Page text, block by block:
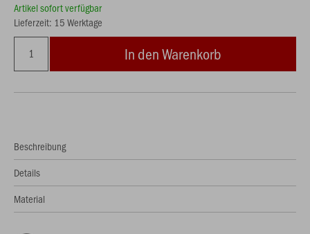
Artikel sofort verfügbar
Lieferzeit: 15 Werktage
In den Warenkorb
Beschreibung
Details
Material